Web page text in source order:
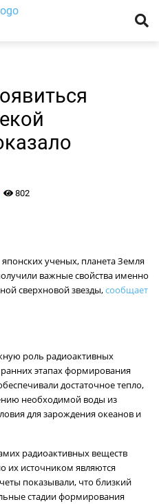
802
ученых, планета Земля
важные свойства именно
сверхновой звезды,сообщает
роль радиоактивных
этапах формирования
достаточное тепло,
необходимой воды из
для зарождения океанов и
радиоактивных веществ
их источником являются
показывали, что близкий
стадии формирования